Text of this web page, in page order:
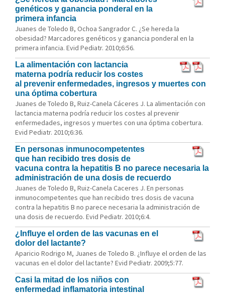
genéticos y ganancia ponderal en la
primera infancia
Juanes de Toledo B, Ochoa Sangrador C. ¿Se hereda la
obesidad? Marcadores genéticos y ganancia ponderal en la
primera infancia. Evid Pediatr. 2010;6:56.
La alimentación con lactancia
materna podría reducir los costes
al prevenir enfermedades, ingresos y muertes con
una óptima cobertura
Juanes de Toledo B, Ruiz-Canela Cáceres J. La alimentación con
lactancia materna podría reducir los costes al prevenir
enfermedades, ingresos y muertes con una óptima cobertura.
Evid Pediatr. 2010;6:36.
En personas inmunocompetentes
que han recibido tres dosis de
vacuna contra la hepatitis B no parece necesaria la
administración de una dosis de recuerdo
Juanes de Toledo B, Ruiz-Canela Caceres J. En personas
inmunocompetentes que han recibido tres dosis de vacuna
contra la hepatitis B no parece necesaria la administración de
una dosis de recuerdo. Evid Pediatr. 2010;6:4.
¿Influye el orden de las vacunas en el
dolor del lactante?
Aparicio Rodrigo M, Juanes de Toledo B. ¿Influye el orden de las
vacunas en el dolor del lactante? Evid Pediatr. 2009;5:77.
Casi la mitad de los niños con
enfermedad inflamatoria intestinal